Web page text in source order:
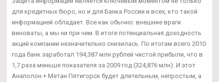
для кредитных бюро, но и для Банка России и всех, кто такой
информацией обладает. Все как обычно: внешние враги
виноваты, а мы ни при чем. В итоге потенциальная доходность
акций компании незначительно снизилась. По итогам всего 2010
года банк заработал 194,387 млн рублей чистой прибыли, что в
1,7 раза меньше показателя за 2009 год (324,876 млн). И этот
Анаполон + Метан Пятигорск будет длительным, непростым, а